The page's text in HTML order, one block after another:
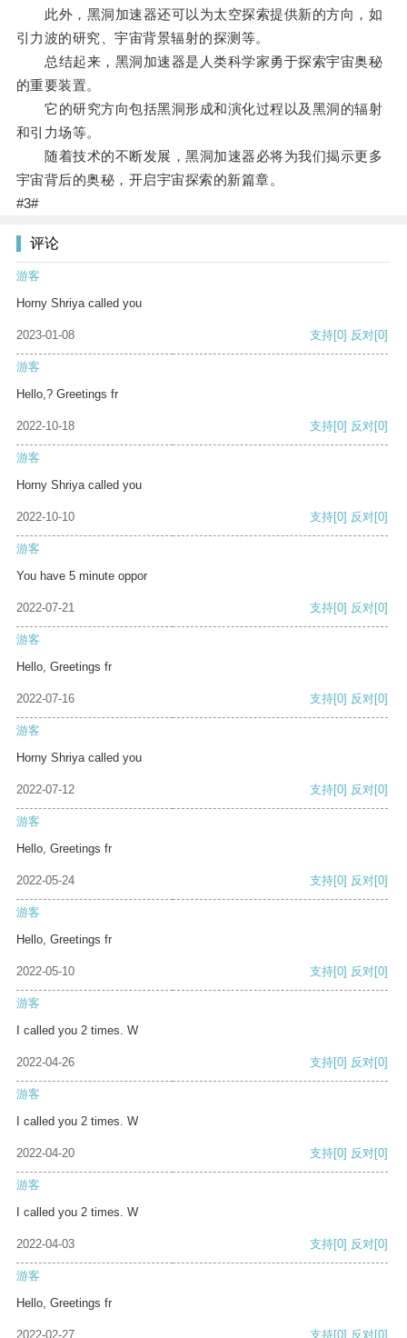
此外，黑洞加速器还可以为太空探索提供新的方向，如
引力波的研究、宇宙背景辐射的探测等。
总结起来，黑洞加速器是人类科学家勇于探索宇宙奥秘
的重要装置。
它的研究方向包括黑洞形成和演化过程以及黑洞的辐射
和引力场等。
随着技术的不断发展，黑洞加速器必将为我们揭示更多
宇宙背后的奥秘，开启宇宙探索的新篇章。
#3#
评论
游客
Horny Shriya called you
2023-01-08 支持[0] 反对[0]
游客
Hello,? Greetings fr
2022-10-18 支持[0] 反对[0]
游客
Horny Shriya called you
2022-10-10 支持[0] 反对[0]
游客
You have 5 minute oppor
2022-07-21 支持[0] 反对[0]
游客
Hello, Greetings fr
2022-07-16 支持[0] 反对[0]
游客
Horny Shriya called you
2022-07-12 支持[0] 反对[0]
游客
Hello, Greetings fr
2022-05-24 支持[0] 反对[0]
游客
Hello, Greetings fr
2022-05-10 支持[0] 反对[0]
游客
I called you 2 times. W
2022-04-26 支持[0] 反对[0]
游客
I called you 2 times. W
2022-04-20 支持[0] 反对[0]
游客
I called you 2 times. W
2022-04-03 支持[0] 反对[0]
游客
Hello, Greetings fr
2022-02-27 支持[0] 反对[0]